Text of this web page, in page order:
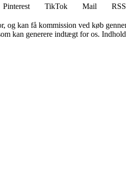
Pinterest TikTok Mail
RSS
og kan få kommission ved køb
kan generere indtægt for os.